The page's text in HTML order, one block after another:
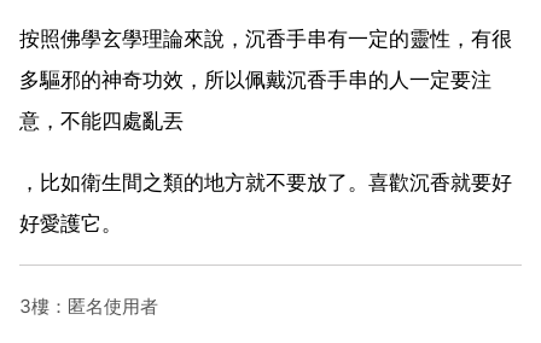
按照佛學玄學理論來說，沉香手串有一定的靈性，有很
多驅邪的神奇功效，所以佩戴沉香手串的人一定要注
意，不能四處亂丟
，比如衛生間之類的地方就不要放了。喜歡沉香就要好
好愛護它。
3樓：匿名使用者